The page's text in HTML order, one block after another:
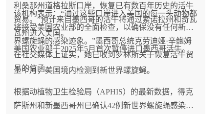
利桑那州道格拉斯口岸，恢复已有数百年历史的活牛
贸易。”预计来自墨西哥的活牛将通过索诺拉州和奇瓦
瓦州进入美国。
该机构表示：“通过这些口岸进入美国的每一头动物都
将接受美国农业部的全面检查，以确保没有任何新世
界螺旋蝇的感染迹象。”墨西哥总统克劳迪娅·辛鲍姆
在社交媒体上证实，她已收到罗林斯关于恢复活牛贸
易的信函。
美国农业部于2025年5月首次暂停进口墨西哥活牛。
上个月，美国境内检测到新世界螺旋蝇。
根据动植物卫生检验局（APHIS）的最新数据，得克
萨斯州和新墨西哥州已确认42例新世界螺旋蝇感染病